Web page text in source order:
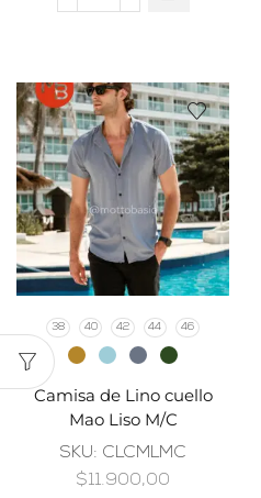
38 40 42 44 46
Camisa de Lino cuello
Mao Liso M/C
SKU: CLCMLMC
$11.900,00